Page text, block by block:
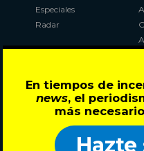
En tiempos de
news, el
más
Especiales
Radar